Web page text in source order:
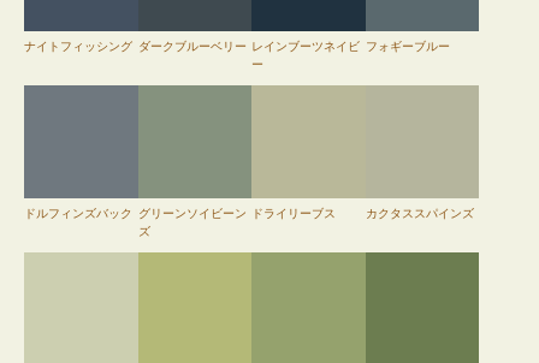
ナイトフィッシング ダークブルーベリー レインブーツネイビ
ー
フォギーブルー
ドルフィンズバック
グリーンソイビーン
ズ
ドライリーブス カクタススパインズ